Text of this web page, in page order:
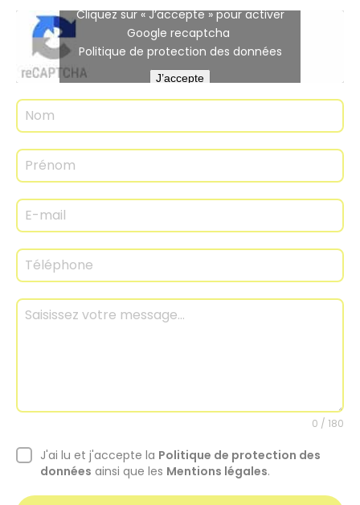
Cliquez sur « J’accepte » pour activer
Google recaptcha
Politique de protection des données
J’accepte
0 / 180
J'ai lu et j'accepte la Politique de protection des
données ainsi que les Mentions légales.